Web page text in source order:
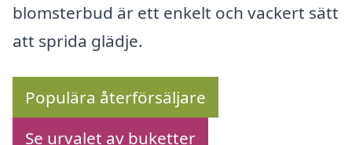
blomsterbud är ett enkelt och vackert sätt
att sprida glädje.
Populära återförsäljare
Se urvalet av buketter